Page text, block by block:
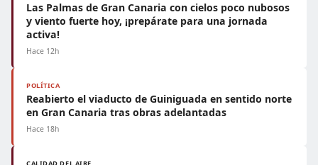
Las Palmas de Gran Canaria con cielos poco nubosos
y viento fuerte hoy, ¡prepárate para una jornada
activa!
Hace 12h
POLÍTICA
Reabierto el viaducto de Guiniguada en sentido norte
en Gran Canaria tras obras adelantadas
Hace 18h